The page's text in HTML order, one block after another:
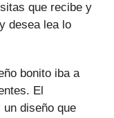
que recibe y
desea lea lo
bonito iba a
El
diseño que